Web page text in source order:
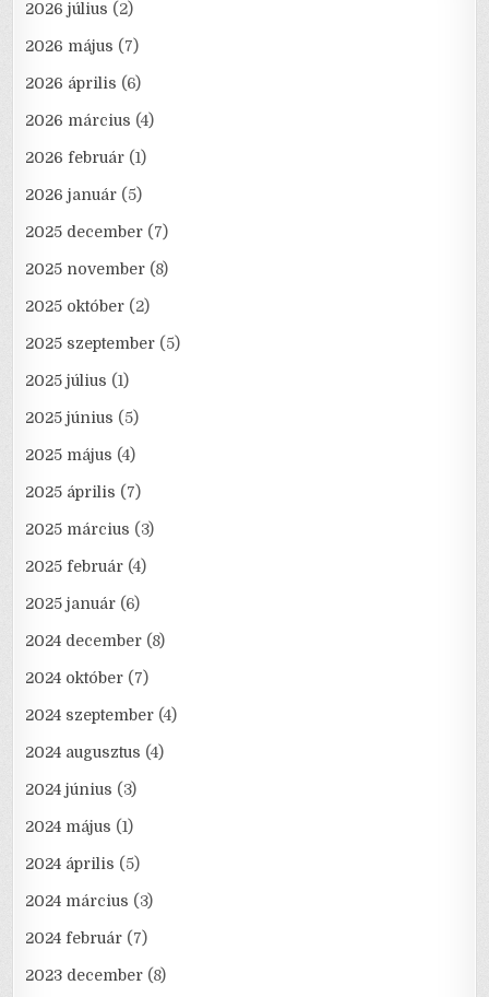
2026 július (2)
2026 május (7)
2026 április (6)
2026 március (4)
2026 február (1)
2026 január (5)
2025 december (7)
2025 november (8)
2025 október (2)
2025 szeptember (5)
2025 július (1)
2025 június (5)
2025 május (4)
2025 április (7)
2025 március (3)
2025 február (4)
2025 január (6)
2024 december (8)
2024 október (7)
2024 szeptember (4)
2024 augusztus (4)
2024 június (3)
2024 május (1)
2024 április (5)
2024 március (3)
2024 február (7)
2023 december (8)